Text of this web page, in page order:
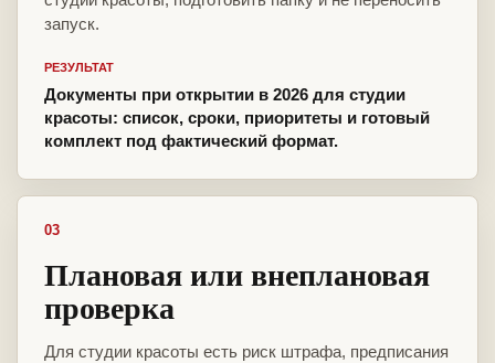
запуск.
РЕЗУЛЬТАТ
Документы при открытии в 2026 для студии
красоты: список, сроки, приоритеты и готовый
комплект под фактический формат.
03
Плановая или внеплановая
проверка
Для студии красоты есть риск штрафа, предписания